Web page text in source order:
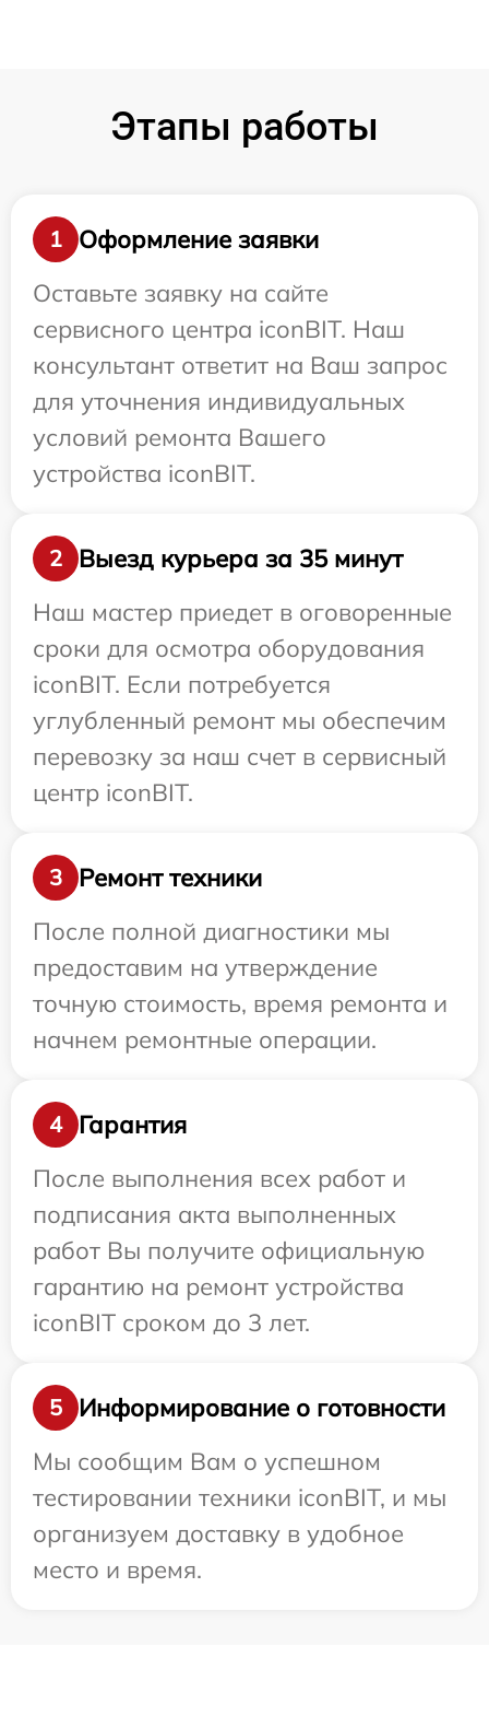
Этапы работы
1
Оформление заявки
Оставьте заявку на сайте
сервисного центра iconBIT. Наш
консультант ответит на Ваш запрос
для уточнения индивидуальных
условий ремонта Вашего
устройства iconBIT.
2
Выезд курьера за 35 минут
Наш мастер приедет в оговоренные
сроки для осмотра оборудования
iconBIT. Если потребуется
углубленный ремонт мы обеспечим
перевозку за наш счет в сервисный
центр iconBIT.
3
Ремонт техники
После полной диагностики мы
предоставим на утверждение
точную стоимость, время ремонта и
начнем ремонтные операции.
4
Гарантия
После выполнения всех работ и
подписания акта выполненных
работ Вы получите официальную
гарантию на ремонт устройства
iconBIT сроком до 3 лет.
5
Информирование о готовности
Мы сообщим Вам о успешном
тестировании техники iconBIT, и мы
организуем доставку в удобное
место и время.